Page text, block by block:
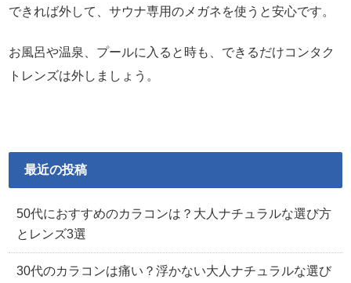
できれば外して、サウナ専用のメガネを使うと安心です。
お風呂や温泉、プールに入ると時も、できるだけコンタク
トレンズは外しましょう。
最近の投稿
50代におすすめのカラコンは？大人ナチュラルな選び方
とレンズ3選
30代のカラコンは痛い？浮かない大人ナチュラルな選び